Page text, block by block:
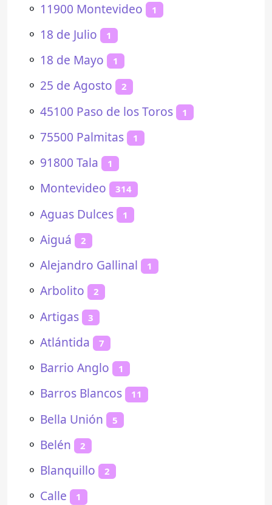
⚬ 11900 Montevideo 1
⚬ 18 de Julio 1
⚬ 18 de Mayo 1
⚬ 25 de Agosto 2
⚬ 45100 Paso de los Toros 1
⚬ 75500 Palmitas 1
⚬ 91800 Tala 1
⚬ Montevideo 314
⚬ Aguas Dulces 1
⚬ Aiguá 2
⚬ Alejandro Gallinal 1
⚬ Arbolito 2
⚬ Artigas 3
⚬ Atlántida 7
⚬ Barrio Anglo 1
⚬ Barros Blancos 11
⚬ Bella Unión 5
⚬ Belén 2
⚬ Blanquillo 2
⚬ Calle 1